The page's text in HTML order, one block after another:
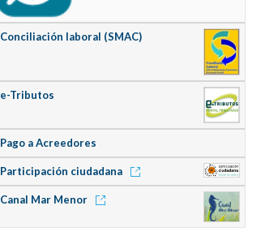
Conciliación laboral (SMAC)
e-Tributos
Pago a Acreedores
Participación ciudadana
Canal Mar Menor